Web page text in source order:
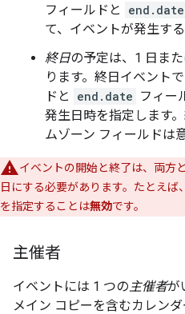
フィールドと
て、イベントが発生す
終日の予定は、1 日ま
ります。終日イベントで
ドと
end.date フィー
発生日時を指定します
ムゾーン フィールドは
イベントの開始と終了は、両方
日にする必要があります。たとえば、
を指定することは無効です。
主催者
イベントには 1 つの主催者が
メイン コピーを含むカレン